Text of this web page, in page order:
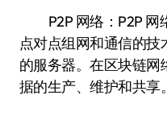
P2P 网络：P2P
点对点组网和通信的技
的服务器。在区块链
据的生产、维护和共享。